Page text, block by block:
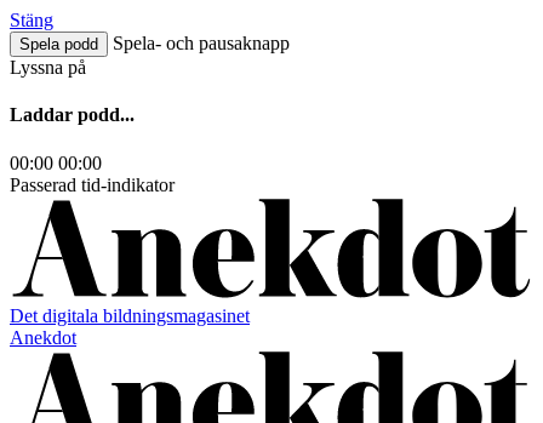
Hoppa
till
innehåll
Stäng
Spela podd
Spela- och pausaknapp
Lyssna på
Laddar podd...
00:00 00:00
Passerad tid-indikator
Det digitala bildningsmagasinet
Anekdot